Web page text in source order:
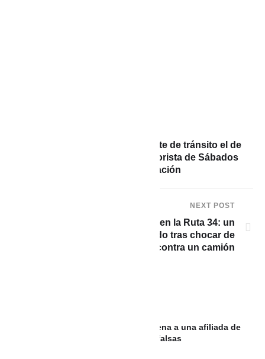
Tremendo susto por accidente de tránsito el de
‘Piroberta’ , reconocido humorista de Sábados
Felices, después de presentación
NEXT POST
ARGENTINA: Trágico accidente en la Ruta 34: un
joven de 23 años murió calcinado tras chocar de
frente contra un camión
Juzgado impuso una ejemplar condena a una afiliada de
Salud Total por usar incapacidades falsas